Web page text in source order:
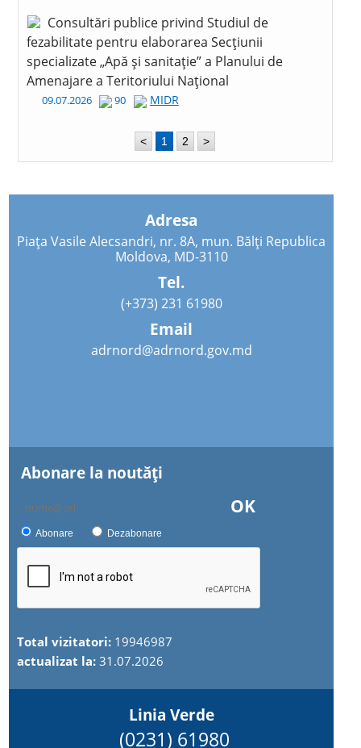
Consultări publice privind Studiul de
fezabilitate pentru elaborarea Secțiunii
specializate „Apă și sanitație” a Planului de
Amenajare a Teritoriului Național
09.07.2026 90 MIDR
< 1 2 >
Adresa
Piața Vasile Alecsandri, nr. 8A, mun. Bălți Republica
Moldova, MD-3110
Tel.
(+373) 231 61980
Email
adrnord@adrnord.gov.md
Abonare la noutăţi
OK
Abonare Dezabonare
Total vizitatori: 19946987
actualizat la:31.07.2026
Linia Verde
(0231) 61980